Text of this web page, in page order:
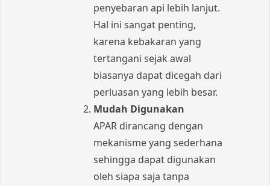
penyebaran api lebih lanjut.
Hal ini sangat penting,
karena kebakaran yang
tertangani sejak awal
biasanya dapat dicegah dari
perluasan yang lebih besar.
Mudah Digunakan
APAR dirancang dengan
mekanisme yang sederhana
sehingga dapat digunakan
oleh siapa saja tanpa